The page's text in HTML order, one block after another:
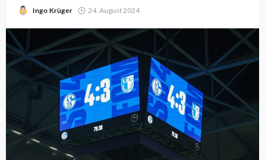
Ingo Krüger 24. August 2024